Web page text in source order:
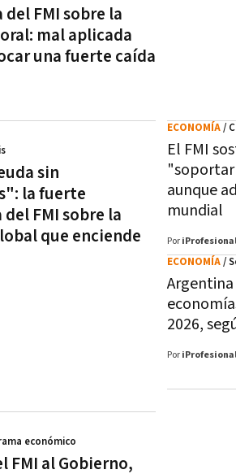
FMI sobre la
mal aplicada
una fuerte caída
sin
la fuerte
FMI sobre la
que enciende
El FMI
"soportar
aunque
mundial
ECONOMÍA/
Por
2026,
ECONOMÍA/
Por
FMI al Gobierno,
económico